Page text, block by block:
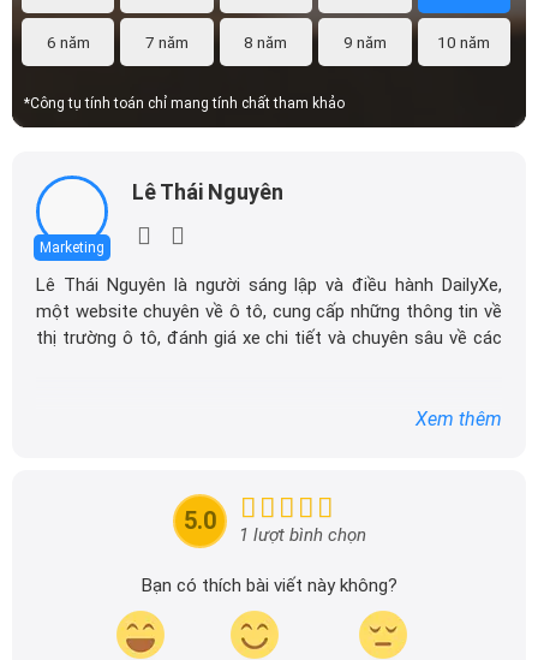
6 năm 7 năm 8 năm 9 năm 10 năm
*Công tụ tính toán chỉ mang tính chất tham khảo
Marketing
Lê Thái Nguyên
Lê Thái Nguyên là người sáng lập và điều hành DailyXe,
một website chuyên về ô tô, cung cấp những thông tin về
thị trường ô tô, đánh giá xe chi tiết và chuyên sâu về các
DailyXe trở thành một trong những địa chỉ tin cậy hàng
Xem thêm
5.0 1 lượt bình chọn
Bạn có thích bài viết này không?